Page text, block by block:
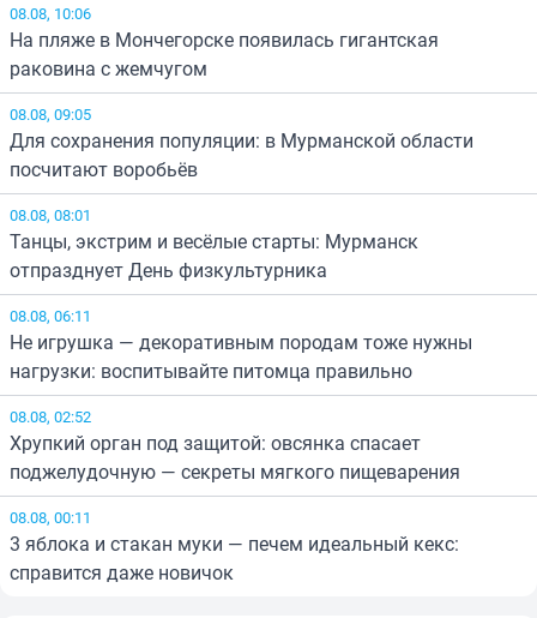
08.08, 10:06
На пляже в Мончегорске появилась гигантская
раковина с жемчугом
08.08, 09:05
Для сохранения популяции: в Мурманской области
посчитают воробьёв
08.08, 08:01
Танцы, экстрим и весёлые старты: Мурманск
отпразднует День физкультурника
08.08, 06:11
Не игрушка — декоративным породам тоже нужны
нагрузки: воспитывайте питомца правильно
08.08, 02:52
Хрупкий орган под защитой: овсянка спасает
поджелудочную — секреты мягкого пищеварения
08.08, 00:11
3 яблока и стакан муки — печем идеальный кекс:
справится даже новичок